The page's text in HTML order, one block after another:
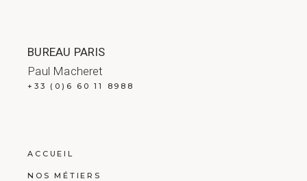
BUREAU PARIS
Paul Macheret
+33 (0)6 60 11 8988
ACCUEIL
NOS MÉTIERS